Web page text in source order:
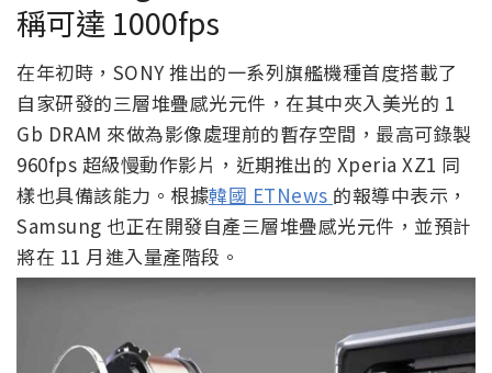
稱可達 1000fps
在年初時，SONY 推出的一系列旗艦機種首度搭載了
自家研發的三層堆疊感光元件，在其中夾入美光的 1
Gb DRAM 來做為影像處理前的暫存空間，最高可錄製
960fps 超級慢動作影片，近期推出的 Xperia XZ1 同
樣也具備該能力。根據韓國 ETNews 的報導中表示，
Samsung 也正在開發自產三層堆疊感光元件，並預計
將在 11 月進入量產階段。